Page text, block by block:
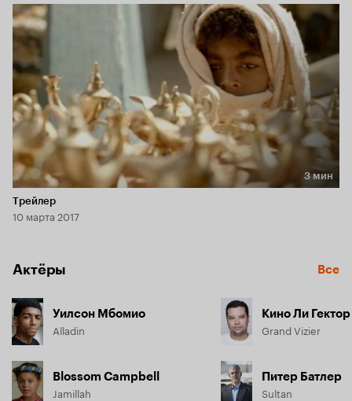
Длительность 3 мин
3 мин
Трейлер
10 марта 2017
Актёры Все
Уилсон Мбомио
Alladin
Blossom Campbell
Jamillah
Кино Ли Гектор
Grand Vizier
Питер Батлер
Sultan